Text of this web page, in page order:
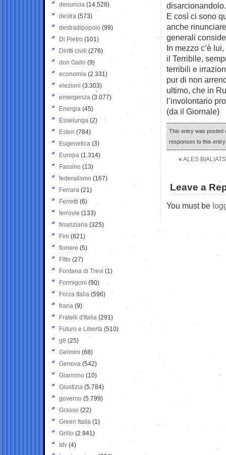
disarcionandolo.
E così ci sono
anche
generali
In mezzo c’è
il Terribile,
terribili e
pur di non
ultimo, che in
l’involontario
(da il Giornale)
This entry was posted
responses to this
« ALES
Leave a
You must be
denuncia (14.528)
destra (573)
destradipopolo (99)
Di Pietro (101)
Diritti civili (276)
don Gallo (9)
economia (2.331)
elezioni (3.303)
emergenza (3.077)
Energia (45)
Esselunga (2)
Esteri (784)
Eugenetica (3)
Europa (1.314)
Fassino (13)
federalismo (167)
Ferrara (21)
Ferretti (6)
ferrovie (133)
finanziaria (325)
Fini (821)
fioriere (5)
Fitto (27)
Fontana di Trevi (1)
Formigoni (90)
Forza Italia (596)
frana (9)
Fratelli d'Italia (291)
Futuro e Libertà (510)
g8 (25)
Gelmini (68)
Genova (542)
Giannino (10)
Giustizia (5.784)
governo (5.799)
Grasso (22)
Green Italia (1)
Grillo (2.941)
Idv (4)